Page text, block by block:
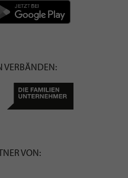
VERBÄNDEN:
VON: